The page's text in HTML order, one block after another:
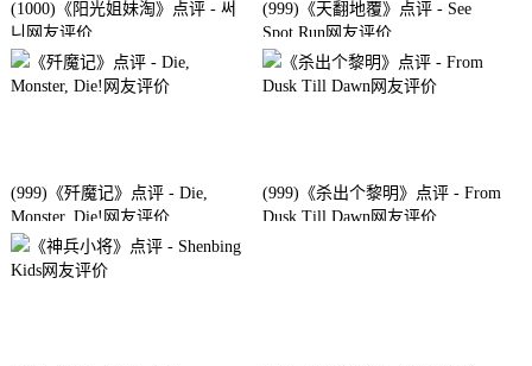
(1000)《阳光姐妹淘》点评 - 써
니网友评价
(999)《天翻地覆》点评 - See
Spot Run网友评价
(999)《歼魔记》点评 - Die,
Monster, Die!网友评价
(999)《杀出个黎明》点评 - From
Dusk Till Dawn网友评价